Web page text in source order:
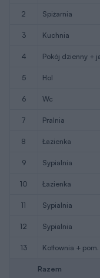
2 spiżarnia
3 kuchnia
4 pokój dzienny +
5 hol
6 wc
7 pralnia
8 łazienka
9 sypialnia
10 łazienka
11 sypialnia
12 sypialnia
13 kotłownia +
Razem